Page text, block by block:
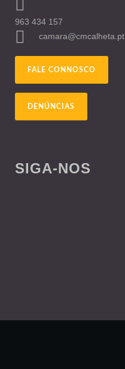
963 434 157
camara@cmcalheta.pt
FALE CONNOSCO
DENÚNCIAS
SIGA-NOS